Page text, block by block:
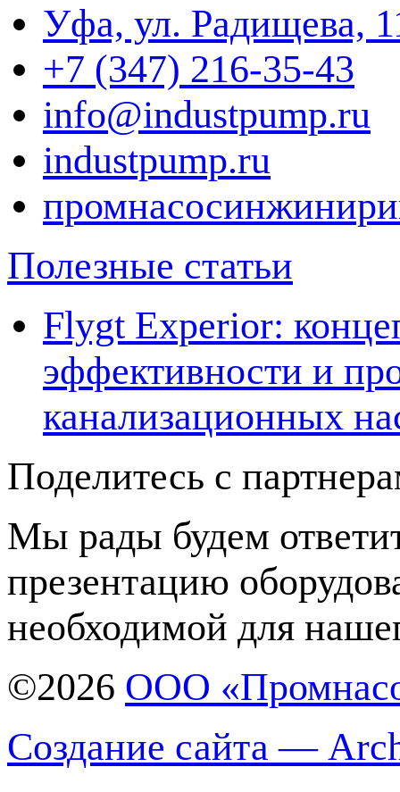
Уфа, ул. Радищева,
+7 (347) 216-35-43
info@industpump.ru
industpump.ru
Полезные статьи
Flygt Experior:
эффективности и
канализационных
Поделитесь с
Мы рады будем
презентацию
необходимой для
©2026 ООО
Создание сайта —